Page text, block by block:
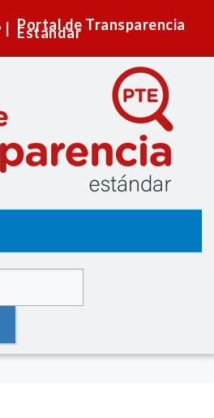
Portal de Transparencia
Estándar